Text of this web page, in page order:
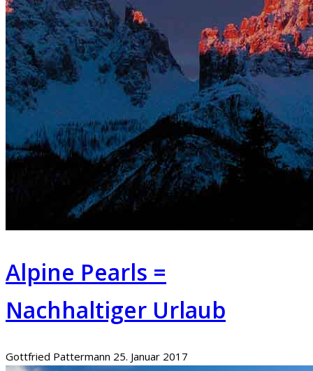
Alpine Pearls =
Nachhaltiger Urlaub
Gottfried Pattermann 25. Januar 2017